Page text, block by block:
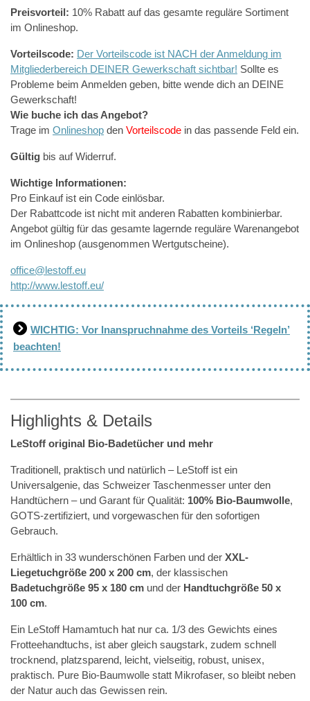
Preisvorteil: 10% Rabatt auf das gesamte reguläre Sortiment
im Onlineshop.
Vorteilscode: Der Vorteilscode ist NACH der Anmeldung im
Mitgliederbereich DEINER Gewerkschaft sichtbar! Sollte es
Probleme beim Anmelden geben, bitte wende dich an DEINE
Gewerkschaft!
Wie buche ich das Angebot?
Trage im Onlineshop den Vorteilscode in das passende Feld ein.
Gültig bis auf Widerruf.
Wichtige Informationen:
Pro Einkauf ist ein Code einlösbar.
Der Rabattcode ist nicht mit anderen Rabatten kombinierbar.
Angebot gültig für das gesamte lagernde reguläre Warenangebot
im Onlineshop (ausgenommen Wertgutscheine).
office@lestoff.eu
http://www.lestoff.eu/
WICHTIG: Vor Inanspruchnahme des Vorteils ‘Regeln’
beachten!
Highlights & Details
LeStoff original Bio-Badetücher und mehr
Traditionell, praktisch und natürlich – LeStoff ist ein
Universalgenie, das Schweizer Taschenmesser unter den
Handtüchern – und Garant für Qualität: 100% Bio-Baumwolle,
GOTS-zertifiziert, und vorgewaschen für den sofortigen
Gebrauch.
Erhältlich in 33 wunderschönen Farben und der XXL-
Liegetuchgröße 200 x 200 cm, der klassischen
Badetuchgröße 95 x 180 cm und der Handtuchgröße 50 x
100 cm.
Ein LeStoff Hamamtuch hat nur ca. 1/3 des Gewichts eines
Frotteehandtuchs, ist aber gleich saugstark, zudem schnell
trocknend, platzsparend, leicht, vielseitig, robust, unisex,
praktisch. Pure Bio-Baumwolle statt Mikrofaser, so bleibt neben
der Natur auch das Gewissen rein.